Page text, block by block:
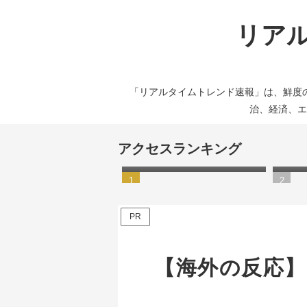
リア
「リアルタイムトレンド速報」は、鮮
治、経済、
アクセスランキング
【動画あり】渋谷駅が大雨
で“水没”状態に…
式に
PR
【海外の反応